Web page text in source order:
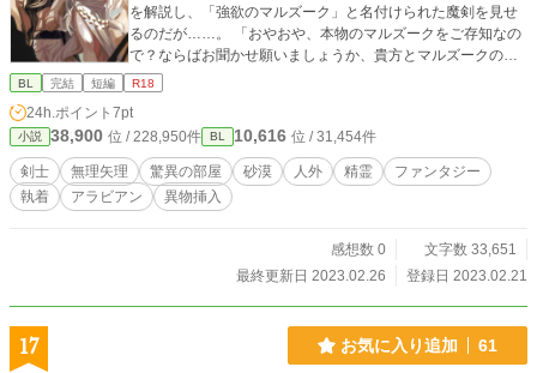
を解説し、「強欲のマルズーク」と名付けられた魔剣を見せ
るのだが……。 「おやおや、本物のマルズークをご存知なの
で？ならばお聞かせ願いましょうか、貴方とマルズークの真
実を」 白き舞い手の精霊と王をめざす無双剣士の青年、人間
歴史/人外/精霊/執着/三角関係/強姦/無理矢理/凌辱/SM/調教/強
気×美形） 暴力・残酷表現あり。 イラスト：千足（@Chitaru
Sensoku）様
BL 完結 短編 R18
24h.ポイント 7pt
小説 38,900 位 / 228,950件 BL 10,616 位 / 31,454件
剣士 無理矢理 驚異の部屋 砂漠 人外 精霊
ファンタジー
執着
アラビアン 異物挿入
感想数 0
文字数 33,651
最終更新日 2023.02.26
登録日 2023.02.21
17 お気に入り追加 61